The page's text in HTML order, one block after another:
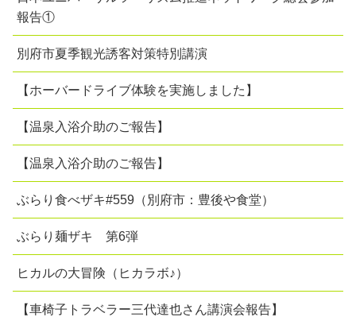
報告①
別府市夏季観光誘客対策特別講演
【ホーバードライブ体験を実施しました】
【温泉入浴介助のご報告】
【温泉入浴介助のご報告】
ぶらり食べザキ#559（別府市：豊後や食堂）
ぶらり麺ザキ 第6弾
ヒカルの大冒険（ヒカラボ♪）
【車椅子トラベラー三代達也さん講演会報告】